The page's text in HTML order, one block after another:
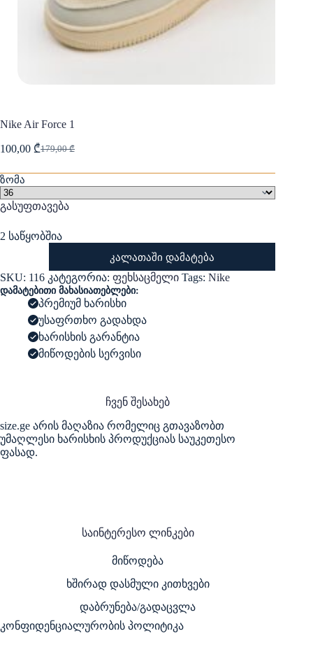
Nike Air Force 1
179,00₾
Original
100,00 ₾Current
ზომა
გასუფთავება
2 საწყობშია
Air
Force
1
კალათაში დამატება
SKU: 116 კატეგორია: ფეხსაცმელი Tags: Nike
დამატებითი მახასიათებლები:
პრემიუმ ხარისხი
უსაფრთხო გადახდა
ხარისხის გარანტია
მიწოდების სერვისი
ჩვენ შესახებ
size.ge არის მაღაზია რომელიც გთავაზობთ
უმაღლესი ხარისხის პროდუქციას საუკეთესო
ფასად.
საინტერესო ლინკები
მიწოდება
ხშირად დასმული კითხვები
დაბრუნება/გადაცვლა
კონფიდენციალურობის პოლიტიკა